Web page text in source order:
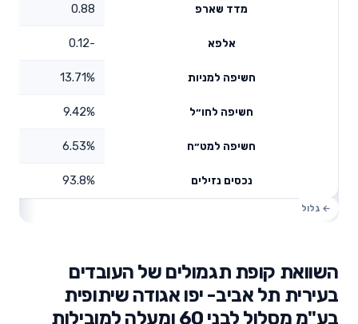
מדד שארפ 0.88
אלפא -0.12
חשיפה למניות 13.71%
חשיפה לחו״ל 9.42%
חשיפה למט״ח 6.53%
נכסים נזילים 93.8%
השוואת קופת תגמולים של העובדים
בעירית תל אביב- יפו אגודה שיתופית
בע"מ מסלול לבני 60 ומעלה למובילות